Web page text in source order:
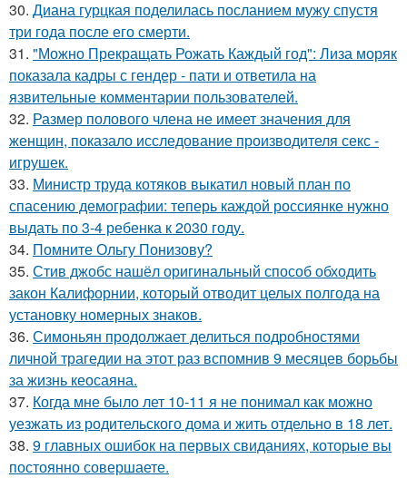
30. Диана гурцкая поделилась посланием мужу спустя
три года после его смерти.
31. "Можно Прекращать Рожать Каждый год": Лиза моряк
показала кадры с гендер - пати и ответила на
язвительные комментарии пользователей.
32. Размер полового члена не имеет значения для
женщин, показало исследование производителя секс -
игрушек.
33. Министр труда котяков выкатил новый план по
спасению демографии: теперь каждой россиянке нужно
выдать по 3-4 ребенка к 2030 году.
34. Помните Ольгу Понизову?
35. Стив джобс нашёл оригинальный способ обходить
закон Калифорнии, который отводит целых полгода на
установку номерных знаков.
36. Симоньян продолжает делиться подробностями
личной трагедии на этот раз вспомнив 9 месяцев борьбы
за жизнь кеосаяна.
37. Когда мне было лет 10-11 я не понимал как можно
уезжать из родительского дома и жить отдельно в 18 лет.
38. 9 главных ошибок на первых свиданиях, которые вы
постоянно совершаете.